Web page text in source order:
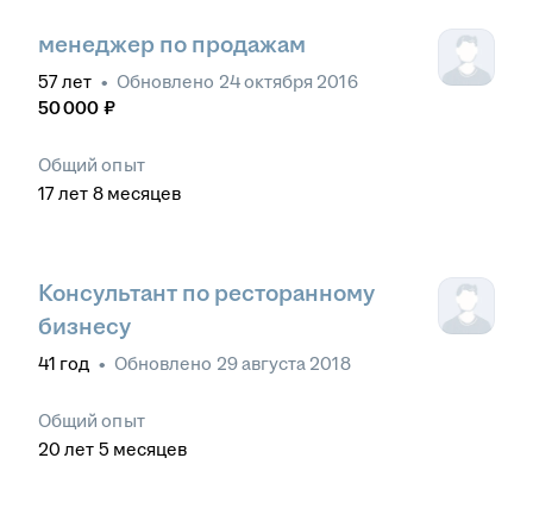
менеджер по продажам
57лет • Обновлено 24 октября 2016
50 000 ₽
Общий опыт
17лет 8 месяцев
Консультант по ресторанному
бизнесу
41 год • Обновлено 29 августа 2018
Общий опыт
20 лет 5 месяцев